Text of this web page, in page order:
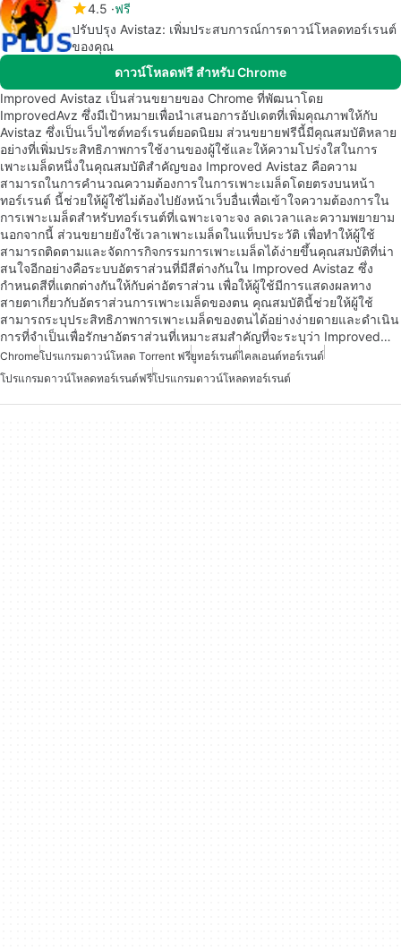
4.5 ฟรี
ปรับปรุง Avistaz: เพิ่มประสบการณ์การดาวน์โหลดทอร์เรนต์
ของคุณ
ดาวน์โหลดฟรี สำหรับ Chrome
Improved Avistaz เป็นส่วนขยายของ Chrome ที่พัฒนาโดย
ImprovedAvz ซึ่งมีเป้าหมายเพื่อนำเสนอการอัปเดตที่เพิ่มคุณภาพให้กับ
Avistaz ซึ่งเป็นเว็บไซต์ทอร์เรนต์ยอดนิยม ส่วนขยายฟรีนี้มีคุณสมบัติหลาย
อย่างที่เพิ่มประสิทธิภาพการใช้งานของผู้ใช้และให้ความโปร่งใสในการ
เพาะเมล็ดหนึ่งในคุณสมบัติสำคัญของ Improved Avistaz คือความ
สามารถในการคำนวณความต้องการในการเพาะเมล็ดโดยตรงบนหน้า
ทอร์เรนต์ นี้ช่วยให้ผู้ใช้ไม่ต้องไปยังหน้าเว็บอื่นเพื่อเข้าใจความต้องการใน
การเพาะเมล็ดสำหรับทอร์เรนต์ที่เฉพาะเจาะจง ลดเวลาและความพยายาม
นอกจากนี้ ส่วนขยายยังใช้เวลาเพาะเมล็ดในแท็บประวัติ เพื่อทำให้ผู้ใช้
สามารถติดตามและจัดการกิจกรรมการเพาะเมล็ดได้ง่ายขึ้นคุณสมบัติที่น่า
สนใจอีกอย่างคือระบบอัตราส่วนที่มีสีต่างกันใน Improved Avistaz ซึ่ง
กำหนดสีที่แตกต่างกันให้กับค่าอัตราส่วน เพื่อให้ผู้ใช้มีการแสดงผลทาง
สายตาเกี่ยวกับอัตราส่วนการเพาะเมล็ดของตน คุณสมบัตินี้ช่วยให้ผู้ใช้
สามารถระบุประสิทธิภาพการเพาะเมล็ดของตนได้อย่างง่ายดายและดำเนิน
การที่จำเป็นเพื่อรักษาอัตราส่วนที่เหมาะสมสำคัญที่จะระบุว่า Improved…
Chromeโปรแกรมดาวน์โหลด Torrent ฟรียูทอร์เรนต์ไคลเอนต์ทอร์เรนต์
โปรแกรมดาวน์โหลดทอร์เรนต์ฟรีโปรแกรมดาวน์โหลดทอร์เรนต์